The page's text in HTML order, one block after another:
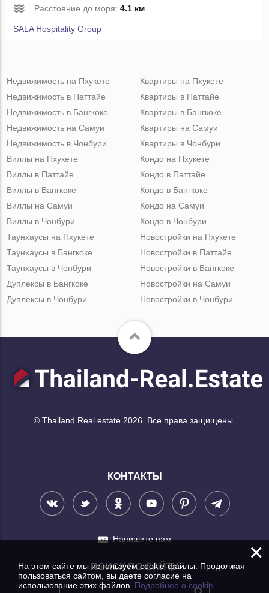
Расстояние до моря:4.1 км
SALA Hospitality Group
Недвижимость на Пхукете
Недвижимость в Паттайе
Недвижимость в Бангкоке
Недвижимость на Самуи
Недвижимость в Чонбури
Квартиры на Пхукете
Квартиры в Паттайе
Квартиры в Бангкоке
Квартиры на Самуи
Квартиры в Чонбури
Виллы на Пхукете
Виллы в Паттайе
Виллы в Бангкоке
Виллы на Самуи
Виллы в Чонбури
Кондо на Пхукете
Кондо в Паттайе
Кондо в Бангкоке
Кондо на Самуи
Кондо в Чонбури
Таунхаусы на Пхукете
Таунхаусы в Бангкоке
Таунхаусы в Чонбури
Дуплексы в Бангкоке
Дуплексы в Чонбури
Новостройки на Пхукете
Новостройки в Паттайе
Новостройки в Бангкоке
Новостройки на Самуи
Новостройки в Чонбури
© Thailand Real estate 2026. Все права защищены.
КОНТАКТЫ
Напишите нам
ПОИСК ПО САЙТУ
×
На этом сайте мы используем cookie-файлы. Продолжая
пользоваться сайтом, вы даете согласие на
использование этих файлов.Подробнее о cookie.